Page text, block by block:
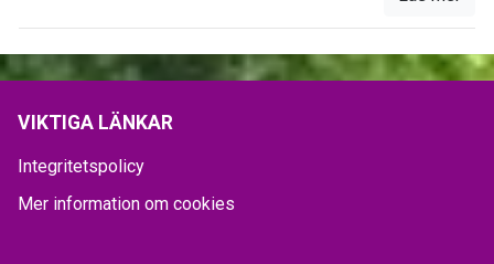
VIKTIGA LÄNKAR
Integritetspolicy
Mer information om cookies